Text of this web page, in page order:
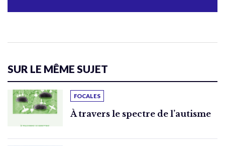
SUR LE MÊME SUJET
FOCALES
À travers le spectre de l’autisme